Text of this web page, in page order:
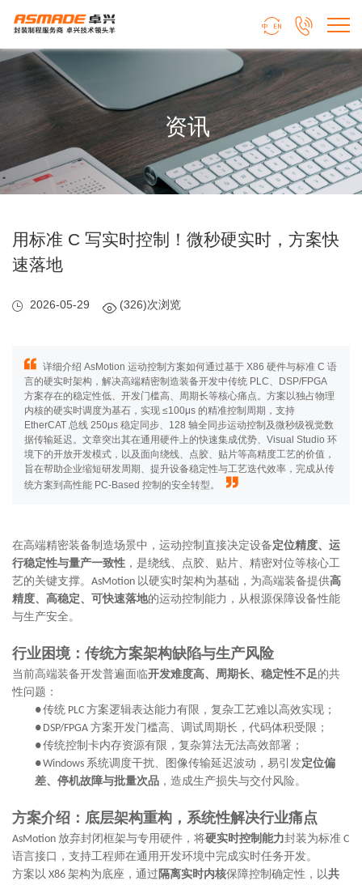


资讯
用标准 C 写实时控制！微秒硬实时，方案快
速落地
2026-05-29 (326)次浏览
详细介绍 AsMotion 运动控制方案如何通过基于 X86 硬件与标准 C 语
言的硬实时架构，解决高端精密制造装备开发中传统 PLC、DSP/FPGA
方案存在的稳定性低、开发门槛高、周期长等核心痛点。方案以独占物理
内核的硬实时调度为基石，实现 ≤100μs 的精准控制周期，支持
EtherCAT 总线 250μs 稳定同步、128 轴全同步运动控制及微秒级视觉数
据传输延迟。文章突出其在通用硬件上的快速集成优势、Visual Studio 环
境下的开放开发模式，以及面向绕线、点胶、贴片等高精度工艺的价值，
旨在帮助企业缩短研发周期、提升设备稳定性与工艺迭代效率，完成从传
统方案到高性能 PC-Based 控制的安全转型。
在高端精密装备制造场景中，运动控制直接决定设备定位精度、运
行稳定性与量产一致性 ，是绕线、点胶、贴片、精密对位等核心工
艺的关键支撑。 AsMotion 以硬实时架构为基础，为高端装备提供高
精度、高稳定、可快速落地的运动控制能力，从根源保障设备性能
与生产安全。
行业困境：传统方案架构缺陷与生产风险
当前高端装备开发普遍面临开发难度高、周期长、稳定性不足的共
性问题：
●传统 PLC 方案逻辑表达能力有限，复杂工艺难以高效实现；
● DSP/FPGA 方案开发门槛高、调试周期长，代码体积受限；
●传统控制卡内存资源有限，复杂算法无法高效部署；
●Windows 系统调度干扰、图像传输延迟波动，易引发定位偏
差、停机故障与批量次品 ，造成生产损失与交付风险。
方案介绍：底层架构重构，系统性解决行业痛点
AsMotion 放弃封闭框架与专用硬件，将硬实时控制能力封装为标准 C
语言接口，支持工程师在通用开发环境中完成实时任务开发。
方案以 X86 架构为底座，通过 隔离实时内核保障控制确定性，以共